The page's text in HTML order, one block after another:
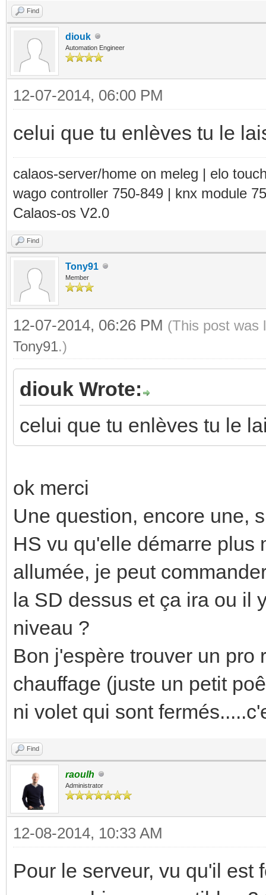
Find
diouk
Automation Engineer
12-07-2014, 06:00 PM
celui que tu enlèves tu le
calaos-server/home on meleg | elo
wago controller 750-849 | knx module
Calaos-os V2.0
Find
Tony91
Member
12-07-2014, 06:26 PM (This post was
Tony91.)
diouk Wrote:
celui que tu enlèves tu le
ok merci
Une question, encore une,
HS vu qu'elle démarre plus
allumée, je peut
la SD dessus et ça ira ou il
niveau ?
Bon j'espère trouver un pro
chauffage (juste un petit
ni volet qui sont
Find
raoulh
Administrator
12-08-2014, 10:33 AM
Pour le serveur, vu qu'il est